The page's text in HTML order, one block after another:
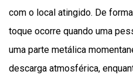
com o local atingido. De
toque ocorre quando uma
uma parte metálica
descarga atmosférica,